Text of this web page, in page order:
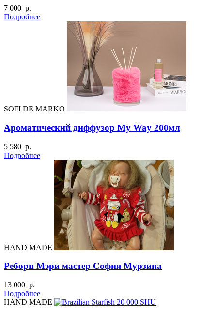
7 000 р.
Подробнее
SOFI DE MARKO
Ароматический диффузор My Way 200мл
5 580 р.
Подробнее
HAND MADE
Реборн Мэри мастер София Мурзина
13 000 р.
Подробнее
HAND MADE